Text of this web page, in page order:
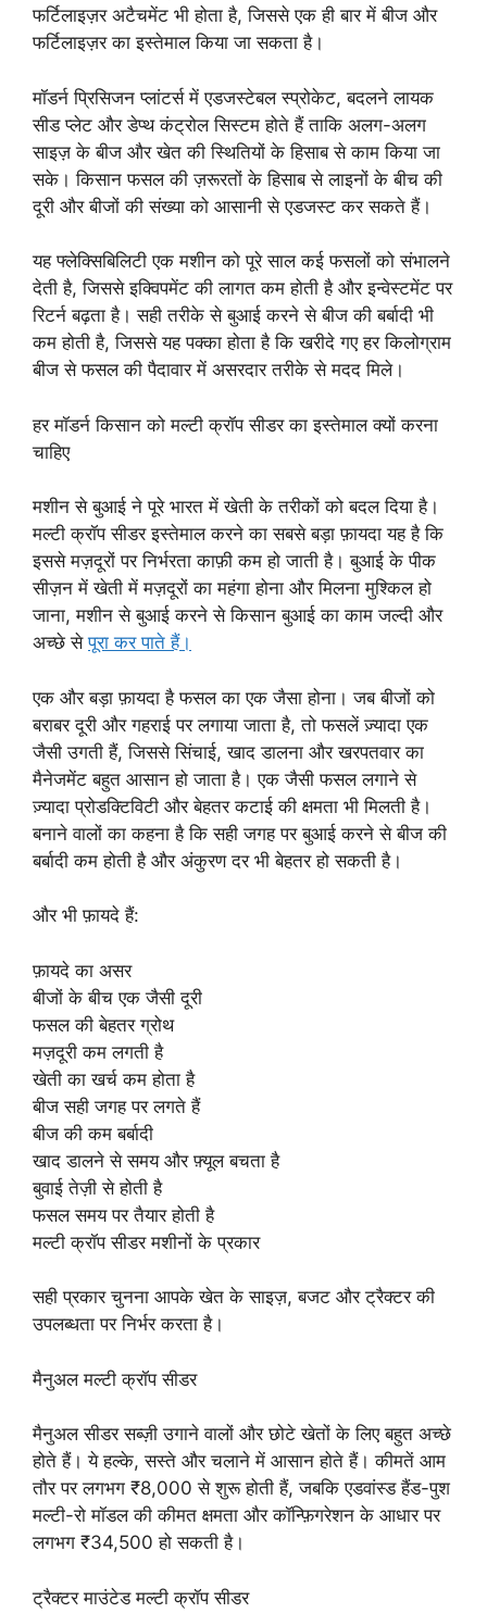
फर्टिलाइज़र अटैचमेंट भी होता है, जिससे एक ही बार में बीज और
फर्टिलाइज़र का इस्तेमाल किया जा सकता है।
मॉडर्न प्रिसिजन प्लांटर्स में एडजस्टेबल स्प्रोकेट, बदलने लायक
सीड प्लेट और डेप्थ कंट्रोल सिस्टम होते हैं ताकि अलग-अलग
साइज़ के बीज और खेत की स्थितियों के हिसाब से काम किया जा
सके। किसान फसल की ज़रूरतों के हिसाब से लाइनों के बीच की
दूरी और बीजों की संख्या को आसानी से एडजस्ट कर सकते हैं।
यह फ्लेक्सिबिलिटी एक मशीन को पूरे साल कई फसलों को संभालने
देती है, जिससे इक्विपमेंट की लागत कम होती है और इन्वेस्टमेंट पर
रिटर्न बढ़ता है। सही तरीके से बुआई करने से बीज की बर्बादी भी
कम होती है, जिससे यह पक्का होता है कि खरीदे गए हर किलोग्राम
बीज से फसल की पैदावार में असरदार तरीके से मदद मिले।
हर मॉडर्न किसान को मल्टी क्रॉप सीडर का इस्तेमाल क्यों करना
चाहिए
मशीन से बुआई ने पूरे भारत में खेती के तरीकों को बदल दिया है।
मल्टी क्रॉप सीडर इस्तेमाल करने का सबसे बड़ा फ़ायदा यह है कि
इससे मज़दूरों पर निर्भरता काफ़ी कम हो जाती है। बुआई के पीक
सीज़न में खेती में मज़दूरों का महंगा होना और मिलना मुश्किल हो
जाना, मशीन से बुआई करने से किसान बुआई का काम जल्दी और
अच्छे सेपूरा कर पाते हैं।
एक और बड़ा फ़ायदा है फसल का एक जैसा होना। जब बीजों को
बराबर दूरी और गहराई पर लगाया जाता है, तो फसलें ज़्यादा एक
जैसी उगती हैं, जिससे सिंचाई, खाद डालना और खरपतवार का
मैनेजमेंट बहुत आसान हो जाता है। एक जैसी फसल लगाने से
ज़्यादा प्रोडक्टिविटी और बेहतर कटाई की क्षमता भी मिलती है।
बनाने वालों का कहना है कि सही जगह पर बुआई करने से बीज की
बर्बादी कम होती है और अंकुरण दर भी बेहतर हो सकती है।
और भी फ़ायदे हैं:
फ़ायदे का असर
बीजों के बीच एक जैसी दूरी
फसल की बेहतर ग्रोथ
मज़दूरी कम लगती है
खेती का खर्च कम होता है
बीज सही जगह पर लगते हैं
बीज की कम बर्बादी
खाद डालने से समय और फ़्यूल बचता है
बुवाई तेज़ी से होती है
फसल समय पर तैयार होती है
मल्टी क्रॉप सीडर मशीनों के प्रकार
सही प्रकार चुनना आपके खेत के साइज़, बजट और ट्रैक्टर की
उपलब्धता पर निर्भर करता है।
मैनुअल मल्टी क्रॉप सीडर
मैनुअल सीडर सब्ज़ी उगाने वालों और छोटे खेतों के लिए बहुत अच्छे
होते हैं। ये हल्के, सस्ते और चलाने में आसान होते हैं। कीमतें आम
तौर पर लगभग ₹8,000 से शुरू होती हैं, जबकि एडवांस्ड हैंड-पुश
मल्टी-रो मॉडल की कीमत क्षमता और कॉन्फ़िगरेशन के आधार पर
लगभग ₹34,500 हो सकती है।
ट्रैक्टर माउंटेड मल्टी क्रॉप सीडर